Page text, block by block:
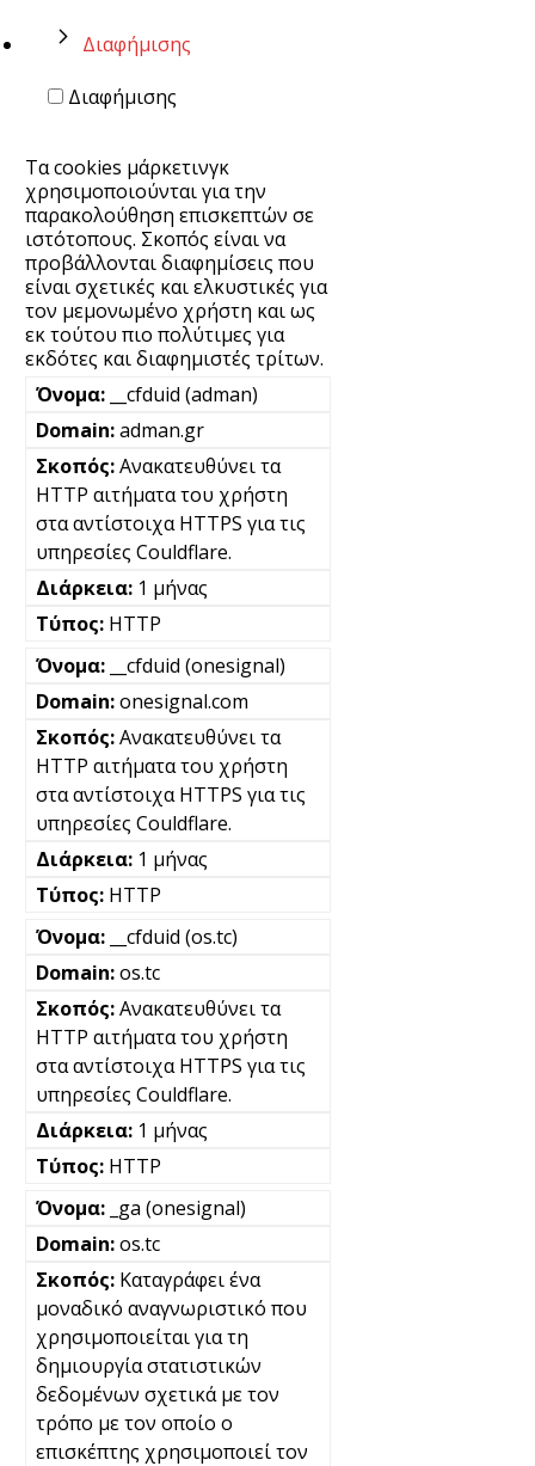
Διαφήμισης
Διαφήμισης
Τα cookies μάρκετινγκ
χρησιμοποιούνται για την
παρακολούθηση επισκεπτών σε
ιστότοπους. Σκοπός είναι να
προβάλλονται διαφημίσεις που
είναι σχετικές και ελκυστικές για
τον μεμονωμένο χρήστη και ως
εκ τούτου πιο πολύτιμες για
εκδότες και διαφημιστές τρίτων.
__cfduid (adman)
adman.gr
Ανακατευθύνει τα
HTTP αιτήματα του χρήστη
στα αντίστοιχα HTTPS για τις
υπηρεσίες Couldflare.
1 μήνας
HTTP
__cfduid (onesignal)
onesignal.com
Ανακατευθύνει τα
HTTP αιτήματα του χρήστη
στα αντίστοιχα HTTPS για τις
υπηρεσίες Couldflare.
1 μήνας
HTTP
__cfduid (os.tc)
os.tc
Ανακατευθύνει τα
HTTP αιτήματα του χρήστη
στα αντίστοιχα HTTPS για τις
υπηρεσίες Couldflare.
1 μήνας
HTTP
_ga (onesignal)
os.tc
Καταγράφει ένα
μοναδικό αναγνωριστικό που
χρησιμοποιείται για τη
δημιουργία στατιστικών
δεδομένων σχετικά με τον
τρόπο με τον οποίο ο
επισκέπτης χρησιμοποιεί τον